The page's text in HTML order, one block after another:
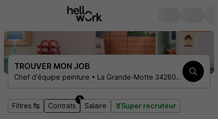
TROUVER MON JOB
Chef d'équipe peinture • La Grande-Motte 34280 • 1 contrat
Filtres Contrats
1
Salaire Super recruteur